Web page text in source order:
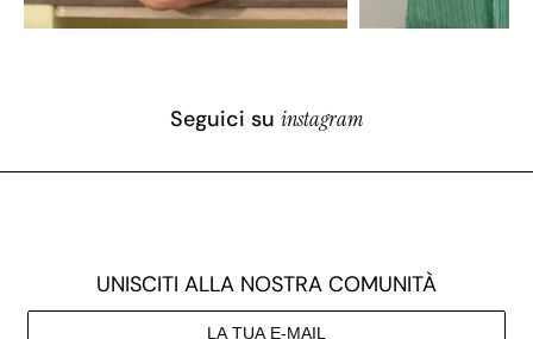
Seguici su instagram
UNISCITI ALLA NOSTRA COMUNITÀ